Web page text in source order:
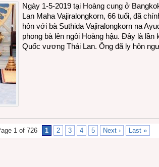
Ngày 1-5-2019 tại Hoàng cung ở
Lan Maha Vajiralongkorn, 66 tuổi, đã
hôn với bà Suthida Vajiralongkorn na
phong bà lên ngôi Hoàng hậu. Đây là lần
Quốc vương Thái Lan. Ông đã ly hôn
1 of 726 1 2 3 4 5 Next › Last »